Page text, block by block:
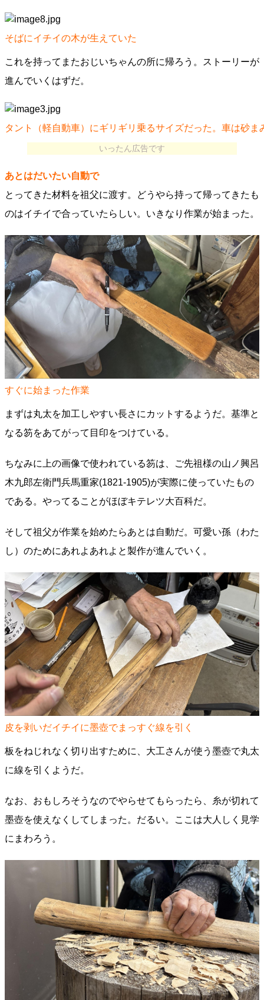
そばにイチイの木が生えていた
これを持ってまたおじいちゃんの所に帰ろう。ストーリーが
進んでいくはずだ。
タント（軽自動車）にギリギリ乗るサイズだった。車は砂ま
いったん広告です
あとはだいたい自動で
とってきた材料を祖父に渡す。どうやら持って帰ってきたも
のはイチイで合っていたらしい。いきなり作業が始まった。
すぐに始まった作業
まずは丸太を加工しやすい長さにカットするようだ。基準と
なる笏をあてがって目印をつけている。
ちなみに上の画像で使われている笏は、ご先祖様の山ノ興呂
木九郎左衛門兵馬重家(1821-1905)が実際に使っていたもの
である。やってることがほぼキテレツ大百科だ。
そして祖父が作業を始めたらあとは自動だ。可愛い孫（わた
し）のためにあれよあれよと製作が進んでいく。
皮を剥いだイチイに墨壺でまっすぐ線を引く
板をねじれなく切り出すために、大工さんが使う墨壺で丸太
に線を引くようだ。
なお、おもしろそうなのでやらせてもらったら、糸が切れて
墨壺を使えなくしてしまった。だるい。ここは大人しく見学
にまわろう。